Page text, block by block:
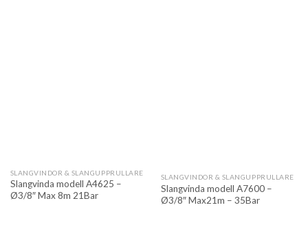
SLANGVINDOR & SLANGUPPRULLARE
Slangvinda modell A4625 –
Ø3/8″ Max 8m 21Bar
SLANGVINDOR & SLANGUPPRULLARE
Slangvinda modell A7600 –
Ø3/8″ Max21m – 35Bar